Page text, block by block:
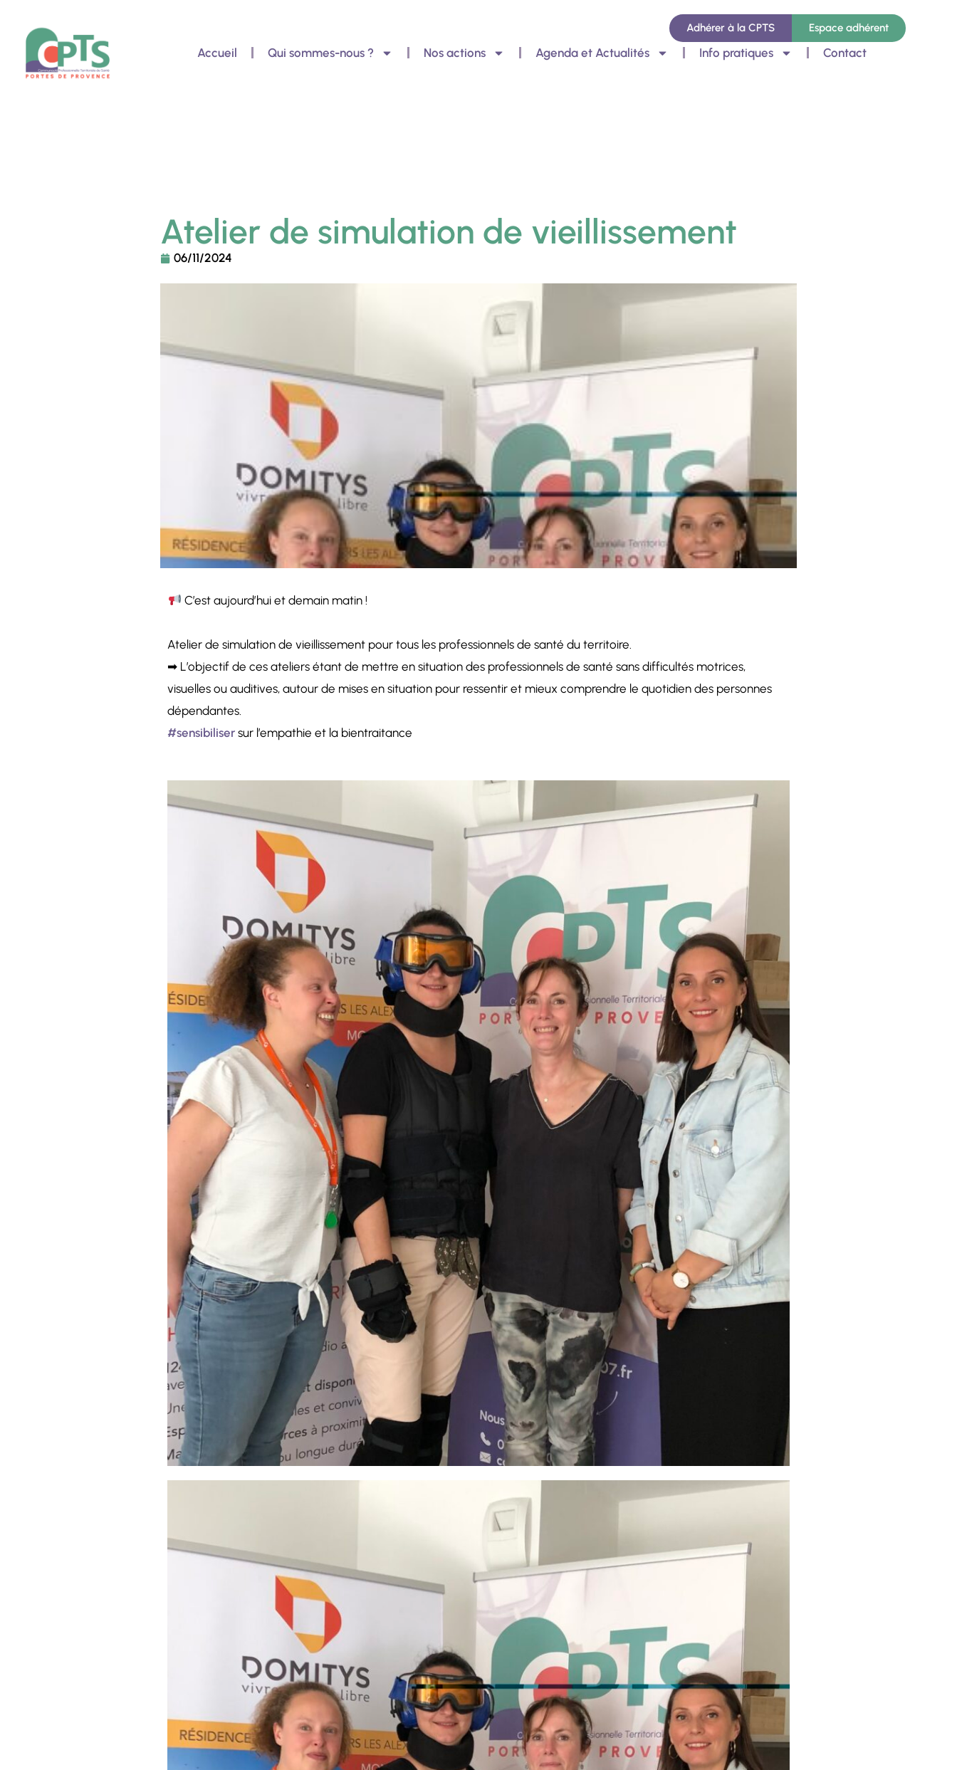
contenu
Adhérer à la CPTS Espace adhérent
Accueil Qui sommes-nous ? Nos actions Agenda et Actualités Info pratiques Contact
Atelier de simulation de vieillissement
06/11/2024
C’est aujourd’hui et demain matin !
Atelier de simulation de vieillissement pour tous les professionnels de santé du territoire.
➡ L’objectif de ces ateliers étant de mettre en situation des professionnels de santé sans difficultés motrices,
visuelles ou auditives, autour de mises en situation pour ressentir et mieux comprendre le quotidien des personnes
dépendantes.
#sensibiliser sur l’empathie et la bientraitance